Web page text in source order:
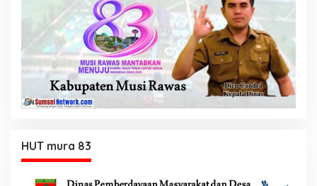
HUT mura 83